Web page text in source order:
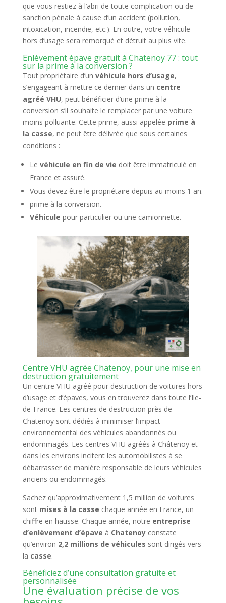
que vous restiez à l’abri de toute complication ou de
sanction pénale à cause d’un accident (pollution,
intoxication, incendie, etc.). En outre, votre véhicule
hors d’usage sera remorqué et détruit au plus vite.
Enlèvement épave gratuit à Chatenoy 77 : tout
sur la prime à la conversion ?
Tout propriétaire d’un véhicule hors d’usage,
s’engageant à mettre ce dernier dans un centre
agréé VHU, peut bénéficier d’une prime à la
conversion s’il souhaite le remplacer par une voiture
moins polluante. Cette prime, aussi appelée prime à
la casse, ne peut être délivrée que sous certaines
conditions :
Le véhicule en fin de vie doit être immatriculé en
France et assuré.
Vous devez être le propriétaire depuis au moins 1 an.
prime à la conversion.
Véhicule pour particulier ou une camionnette.
Centre VHU agrée Chatenoy, pour une mise en
destruction gratuitement
Un centre VHU agréé pour destruction de voitures hors
d’usage et d’épaves, vous en trouverez dans toute l’Ile-
de-France. Les centres de destruction près de
Chatenoy sont dédiés à minimiser l’impact
environnemental des véhicules abandonnés ou
endommagés. Les centres VHU agréés à Châtenoy et
dans les environs incitent les automobilistes à se
débarrasser de manière responsable de leurs véhicules
anciens ou endommagés.
Sachez qu’approximativement 1,5 million de voitures
sont mises à la casse chaque année en France, un
chiffre en hausse. Chaque année, notre entreprise
d’enlèvement d’épave à Chatenoyconstate
qu’environ 2,2 millions de véhicules sont dirigés vers
la casse.
Bénéficiez d’une consultation gratuite et
personnalisée
Une évaluation précise de vos